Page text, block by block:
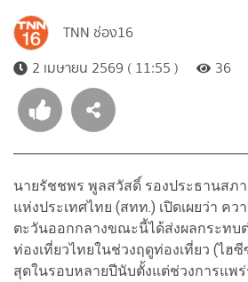
TNN ช่อง16
2 เมษายน 2569 ( 11:55 )
36
นายรัชชพร พูลสวัสดิ์ รองประธานสภ
แห่งประเทศไทย (สทท.) เปิดเผยว่า คว
ตะวันออกกลางขณะนี้ได้ส่งผลกระทบ
ท่องเที่ยวไทยในช่วงฤดูท่องเที่ยว (ไฮ
สุดในรอบหลายปีนับตั้งแต่ช่วงการแพ